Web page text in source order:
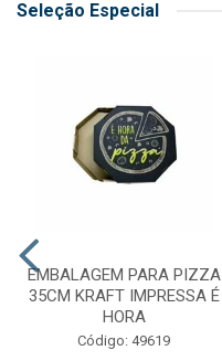
Seleção Especial
EMBALAGEM PARA PIZZA
35CM KRAFT IMPRESSA É
HORA
Código: 49619